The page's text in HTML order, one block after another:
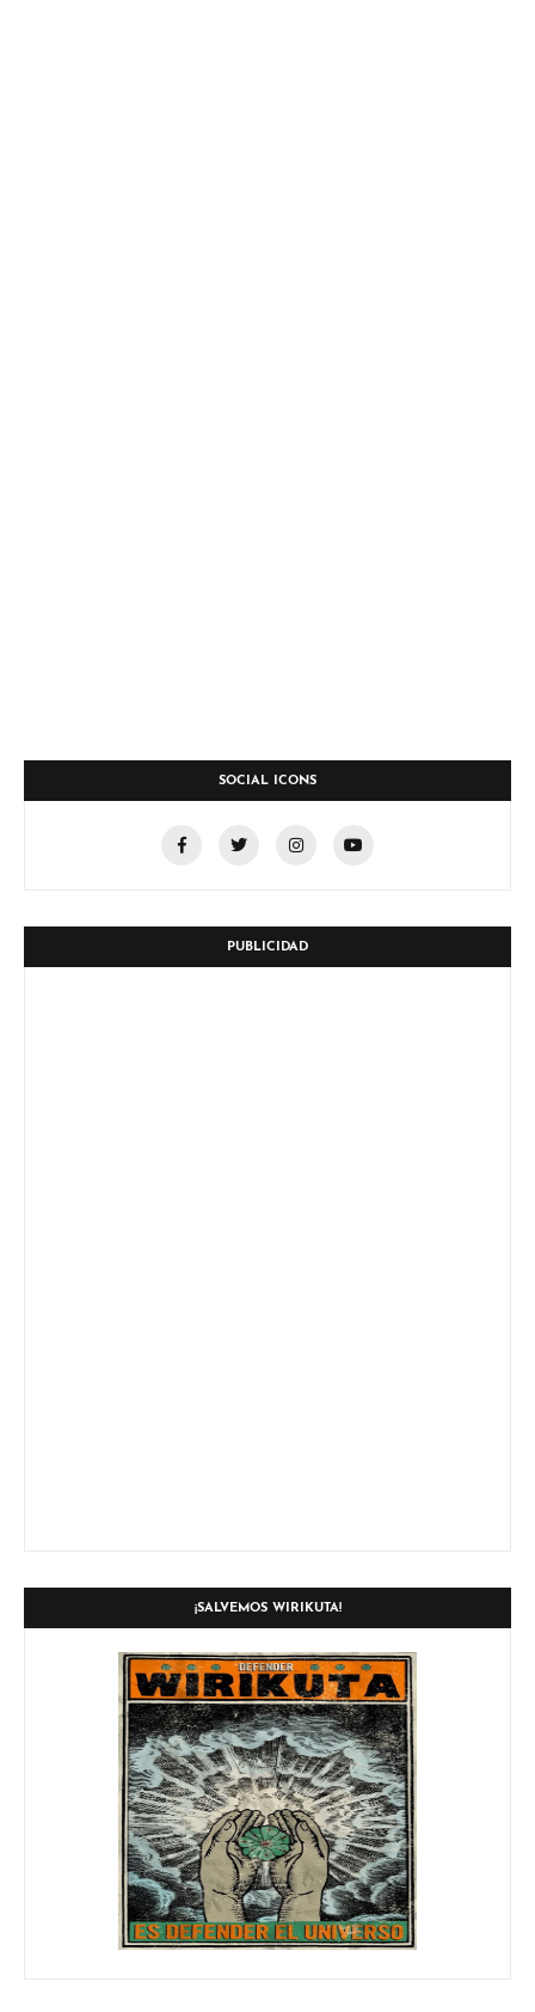
SOCIAL ICONS
PUBLICIDAD
¡SALVEMOS WIRIKUTA!